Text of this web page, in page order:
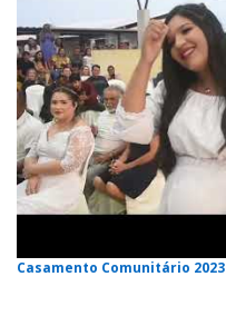
Casamento Comunitário 2023